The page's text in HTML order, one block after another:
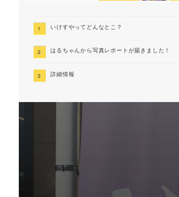
いけすやってどんなとこ？
はるちゃんから写真レポートが届きました！
詳細情報